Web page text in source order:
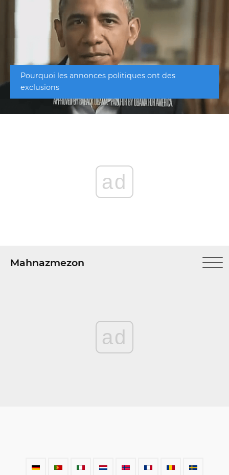
Pourquoi les annonces politiques ont des
exclusions
ad
Mahnazmezon
ad